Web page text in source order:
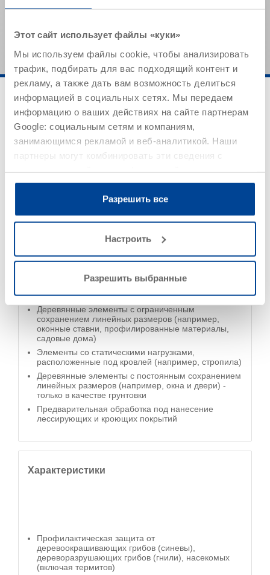
Этот сайт использует файлы «куки»
Мы используем файлы cookie, чтобы анализировать
трафик, подбирать для вас подходящий контент и
рекламу, а также дать вам возможность делиться
информацией в социальных сетях. Мы передаем
информацию о ваших действиях на сайте партнерам
Google: социальным сетям и компаниям,
занимающимся рекламой и веб-аналитикой. Наши
партнеры могут комбинировать эти сведения с
данными, которые они получили при использовании
Разрешить все
Настроить
Разрешить выбранные
Область применения
Древесина вне помещений
грунтом по EN 335-1, классы применения GK 2 и 3
Деревянные элементы без сохранения линейных
размеров (например, изгороди, фахверк, навесы
для автомобиля, деревянная обшивка)
Деревянные элементы с ограниченным
сохранением линейных размеров (например,
оконные ставни, профилированные материалы,
садовые дома)
Элементы со статическими нагрузками,
расположенные под кровлей (например, стропила)
Деревянные элементы с постоянным сохранением
линейных размеров (например, окна и двери) -
только в качестве грунтовки
Предварительная обработка под нанесение
лессирующих и кроющих покрытий
Характеристики
Профилактическая защита от
деревоокрашивающих грибов (синевы),
дереворазрушающих грибов (гнили), насекомых
(включая термитов)